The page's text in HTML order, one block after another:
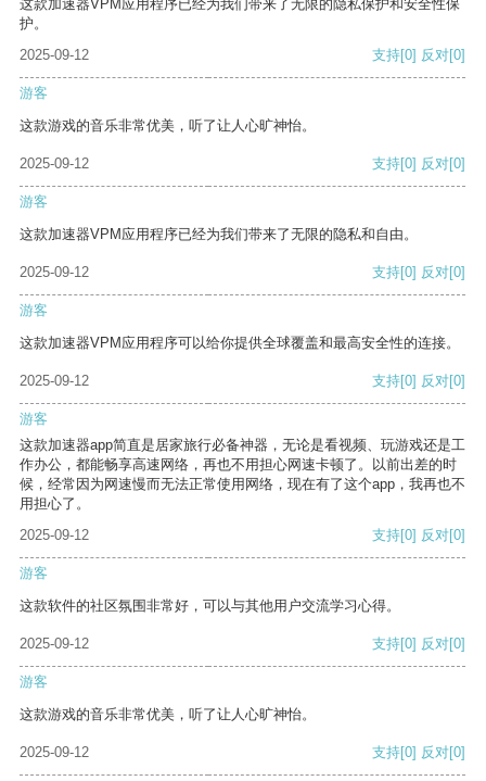
这款加速器VPM应用程序已经为我们带来了无限的隐私保护和安全性保
护。
2025-09-12
支持[0] 反对[0]
游客
这款游戏的音乐非常优美，听了让人心旷神怡。
2025-09-12 支持[0] 反对[0]
游客
这款加速器VPM应用程序已经为我们带来了无限的隐私和自由。
2025-09-12 支持[0] 反对[0]
游客
这款加速器VPM应用程序可以给你提供全球覆盖和最高安全性的连接。
2025-09-12 支持[0] 反对[0]
游客
这款加速器app简直是居家旅行必备神器，无论是看视频、玩游戏还是工
作办公，都能畅享高速网络，再也不用担心网速卡顿了。以前出差的时
候，经常因为网速慢而无法正常使用网络，现在有了这个app，我再也不
用担心了。
2025-09-12
支持[0] 反对[0]
游客
这款软件的社区氛围非常好，可以与其他用户交流学习心得。
2025-09-12 支持[0] 反对[0]
游客
这款游戏的音乐非常优美，听了让人心旷神怡。
2025-09-12 支持[0] 反对[0]